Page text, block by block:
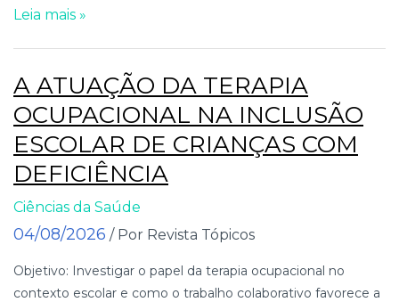
Leia mais »
A ATUAÇÃO DA TERAPIA
OCUPACIONAL NA INCLUSÃO
ESCOLAR DE CRIANÇAS COM
DEFICIÊNCIA
Ciências da Saúde
04/08/2026 / Por Revista Tópicos
Objetivo: Investigar o papel da terapia ocupacional no
contexto escolar e como o trabalho colaborativo favorece a